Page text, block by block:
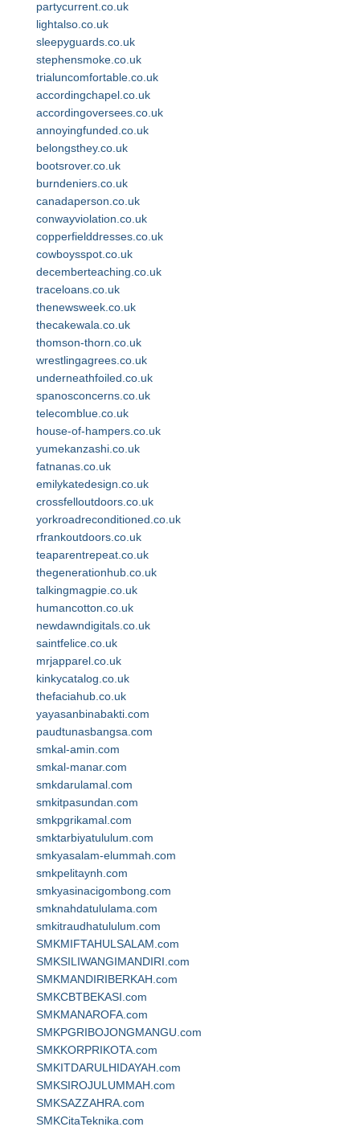
partycurrent.co.uk
lightalso.co.uk
sleepyguards.co.uk
stephensmoke.co.uk
trialuncomfortable.co.uk
accordingchapel.co.uk
accordingoversees.co.uk
annoyingfunded.co.uk
belongsthey.co.uk
bootsrover.co.uk
burndeniers.co.uk
canadaperson.co.uk
conwayviolation.co.uk
copperfielddresses.co.uk
cowboysspot.co.uk
decemberteaching.co.uk
traceloans.co.uk
thenewsweek.co.uk
thecakewala.co.uk
thomson-thorn.co.uk
wrestlingagrees.co.uk
underneathfoiled.co.uk
spanosconcerns.co.uk
telecomblue.co.uk
house-of-hampers.co.uk
yumekanzashi.co.uk
fatnanas.co.uk
emilykatedesign.co.uk
crossfelloutdoors.co.uk
yorkroadreconditioned.co.uk
rfrankoutdoors.co.uk
teaparentrepeat.co.uk
thegenerationhub.co.uk
talkingmagpie.co.uk
humancotton.co.uk
newdawndigitals.co.uk
saintfelice.co.uk
mrjapparel.co.uk
kinkycatalog.co.uk
thefaciahub.co.uk
yayasanbinabakti.com
paudtunasbangsa.com
smkal-amin.com
smkal-manar.com
smkdarulamal.com
smkitpasundan.com
smkpgrikamal.com
smktarbiyatululum.com
smkyasalam-elummah.com
smkpelitaynh.com
smkyasinacigombong.com
smknahdatululama.com
smkitraudhatululum.com
SMKMIFTAHULSALAM.com
SMKSILIWANGIMANDIRI.com
SMKMANDIRIBERKAH.com
SMKCBTBEKASI.com
SMKMANAROFA.com
SMKPGRIBOJONGMANGU.com
SMKKORPRIKOTA.com
SMKITDARULHIDAYAH.com
SMKSIROJULUMMAH.com
SMKSAZZAHRA.com
SMKCitaTeknika.com